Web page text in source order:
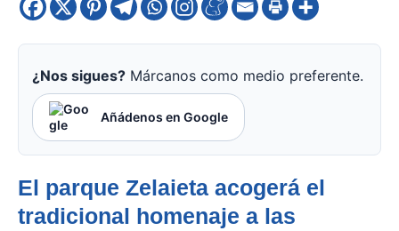
¿Nos sigues? Márcanos como medio preferente.
Añádenos en Google
El parque Zelaieta acogerá el
tradicional homenaje a las